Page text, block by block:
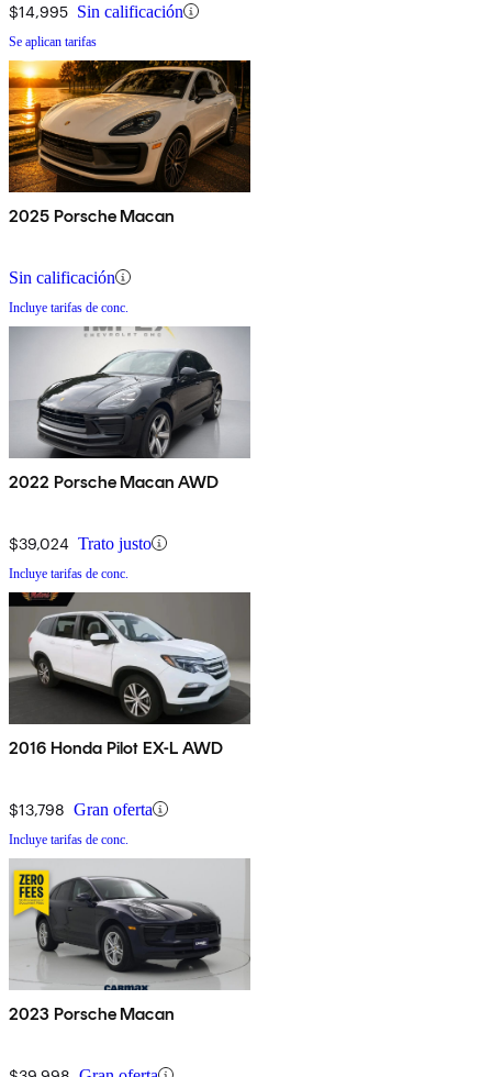
$14,995 Sin calificación
Se aplican tarifas
2025 Porsche Macan
Sin calificación
Incluye tarifas de conc.
2022 Porsche Macan AWD
$39,024 Trato justo
Incluye tarifas de conc.
2016 Honda Pilot EX-L AWD
$13,798 Gran oferta
Incluye tarifas de conc.
2023 Porsche Macan